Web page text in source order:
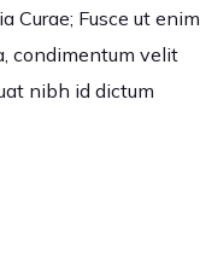
Curae; Fusce ut enim
condimentum velit
nibh id dictum